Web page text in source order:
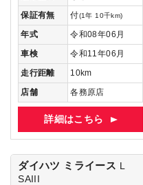
保証有無
付(1年 10千km)
年式
令和08年06月
車検
令和11年06月
走行距離
10km
店舗
各務原店
詳細はこちら
ダイハツ ミライース L
SAIII